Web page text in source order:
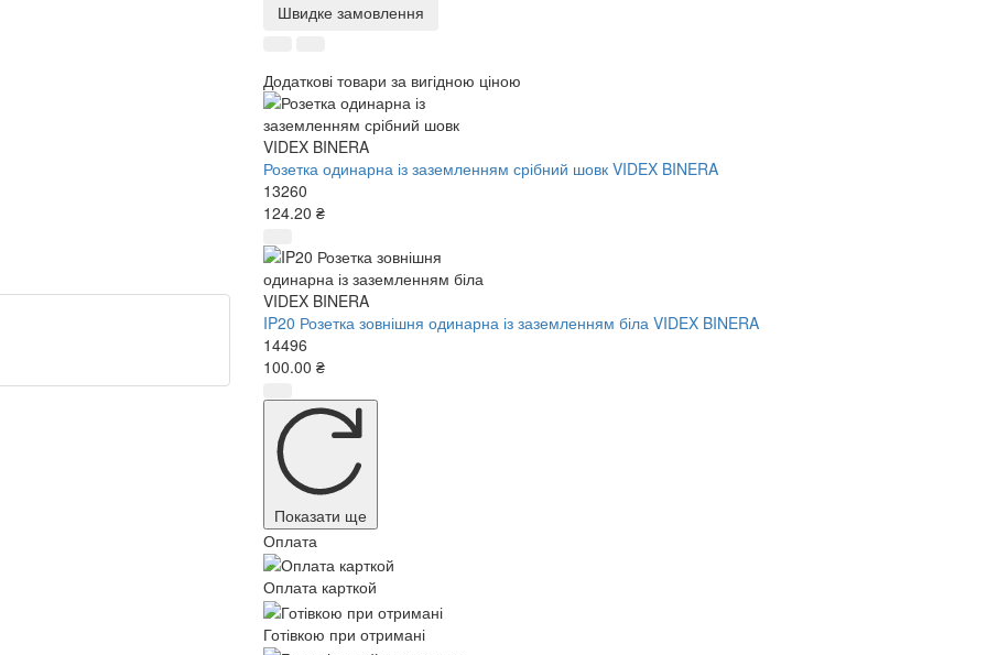
Швидке замовлення
Додаткові товари за вигідною ціною
Розетка одинарна із заземленням срібний шовк VIDEX BINERA
13260
124.20 ₴
IP20 Розетка зовнішня одинарна із заземленням біла VIDEX BINERA
14496
100.00 ₴
Показати ще
Оплата
Оплата карткой
Готівкою при отримані